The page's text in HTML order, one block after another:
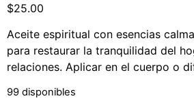
$25.00
Aceite espiritual con esencias
para restaurar la tranquilidad del
relaciones. Aplicar en el cuerpo o
99 disponibles